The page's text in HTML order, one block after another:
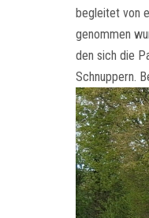
begleitet von
genommen
den sich die
Schnuppern.